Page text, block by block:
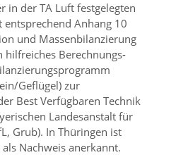
in der TA Luft festgelegten
Anhang 10
und Massenbilanzierung
hilfreiches Berechnungs-
Geflügel) zur
Best Verfügbaren Technik
Landesanstalt für
Grub). In Thüringen ist
Nachweis anerkannt.